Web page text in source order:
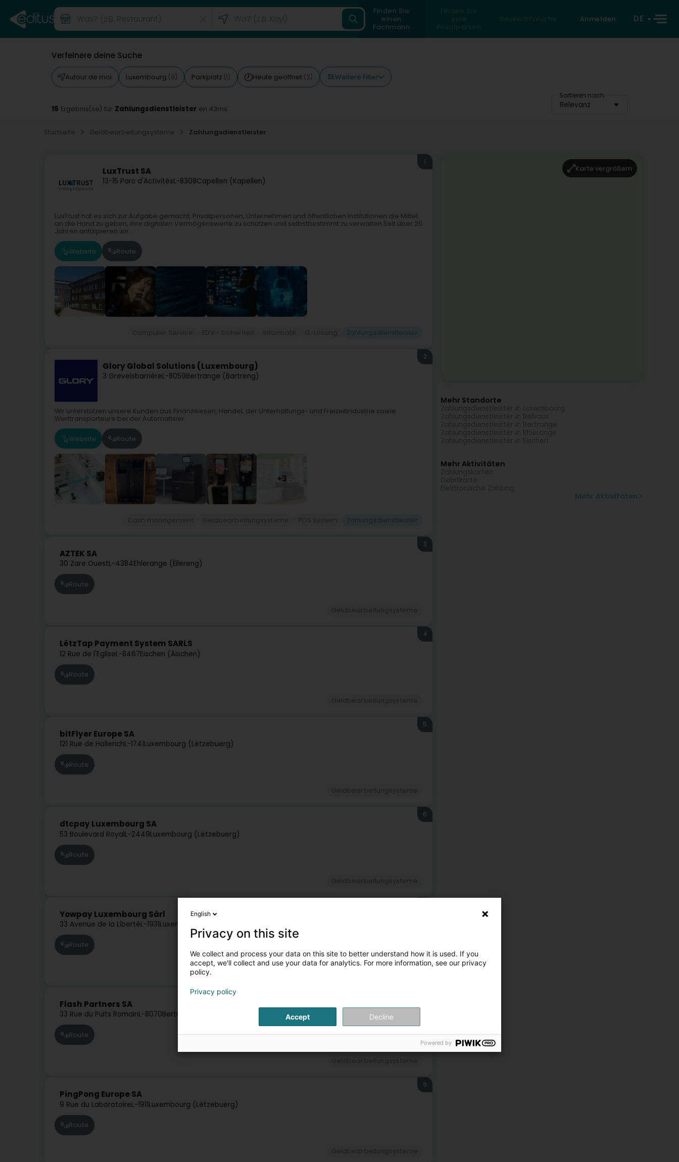
Finden Sie
einen
Fachmann
Finden Sie
eine
Privatperson
Rückwärtssuche Anmelden DE
Verfeinere deine Suche
Autour de moi Luxembourg (9) Parkplatz (1) Heute geöffnet (2) Weitere Filter
Sortieren nach
Relevanz
15 Ergebnis(se) für Zahlungsdienstleister en 43ms
Startseite Geldbearbeitungsysteme Zahlungsdienstleister
LuxTrust SA
13-15 Parc d'ActivitésL-8308Capellen (Kapellen)
1
LuxTrust hat es sich zur Aufgabe gemacht, Privatpersonen, Unternehmen und öffentlichen Institutionen die Mittel
an die Hand zu geben, ihre digitalen Vermögenswerte zu schützen und selbstbestimmt zu verwalten.Seit über 20
Jahren antizipieren wir...
Website Route
Glory Global Solutions (Luxembourg)
3 GrevelsbarrièreL-8059Bertrange (Bartreng)
2
Wir unterstützen unsere Kunden aus Finanzwesen, Handel, der Unterhaltungs- und Freizeitindustrie sowie
Werttransporteure bei der Automatisier
Website Route
+3
AZTEK SA
30 Zare OuestL-4384Ehlerange (Éilereng)
3
Route
LëtzTap Payment System SARLS
12 Rue de l'EgliseL-8467Eischen (Äischen)
4
Route
bitFlyer Europe SA
121 Rue de HollerichL-1741Luxembourg (Lëtzebuerg)
5
Route
dtcpay Luxembourg SA
53 Boulevard RoyalL-2449Luxembourg (Lëtzebuerg)
6
Route
Yowpay Luxembourg Sàrl
33 Avenue de la LibertéL-1931Luxembourg (Lëtzebuerg)
Route
Flash Partners SA
33 Rue du Puits RomainL-8070Bertrange (Bartreng)
Route
PingPong Europe SA
9 Rue du LaboratoireL-1911Luxembourg (Lëtzebuerg)
9
Route
Karte vergrößern
Mehr Standorte
Mehr Aktivitäten
Mehr Aktivitäten
English
Privacy on this site
We collect and process your data on this site to better understand how it is used. If you
accept, we'll collect and use your data for analytics. For more information, see our privacy
policy.
Privacy policy
Accept Decline
Powered by